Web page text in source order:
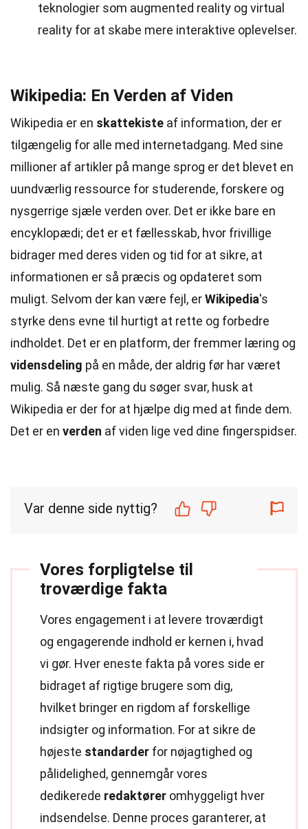
teknologier som augmented reality og virtual
reality for at skabe mere interaktive oplevelser.
Wikipedia: En Verden af Viden
Wikipedia er en skattekiste af information, der er
tilgængelig for alle med internetadgang. Med sine
millioner af artikler på mange sprog er det blevet en
uundværlig ressource for studerende, forskere og
nysgerrige sjæle verden over. Det er ikke bare en
encyklopædi; det er et fællesskab, hvor frivillige
bidrager med deres viden og tid for at sikre, at
informationen er så præcis og opdateret som
muligt. Selvom der kan være fejl, erWikipedia's
styrke dens evne til hurtigt at rette og forbedre
indholdet. Det er en platform, der fremmer læring og
vidensdeling på en måde, der aldrig før har været
mulig. Så næste gang du søger svar, husk at
Wikipedia er der for at hjælpe dig med at finde dem.
Det er en verden af viden lige ved dine fingerspidser.
Var denne side nyttig?
Vores forpligtelse til
troværdige fakta
Vores engagement i at levere troværdigt
og engagerende indhold er kernen i, hvad
vi gør. Hver eneste fakta på vores side er
bidraget af rigtige brugere som dig,
hvilket bringer en rigdom af forskellige
indsigter og information. For at sikre de
højeste standarder for nøjagtighed og
pålidelighed, gennemgår vores
dedikerede redaktører omhyggeligt hver
indsendelse. Denne proces garanterer, at